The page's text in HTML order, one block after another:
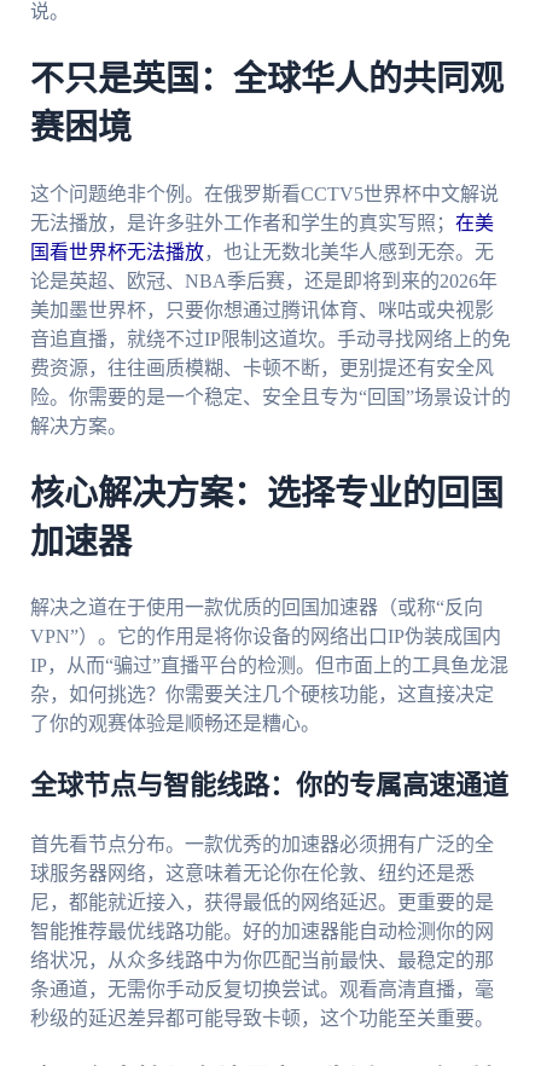
说。
不只是英国：全球华人的共同观
赛困境
这个问题绝非个例。在俄罗斯看CCTV5世界杯中文解说
无法播放，是许多驻外工作者和学生的真实写照； 在美
国看世界杯无法播放，也让无数北美华人感到无奈。无
论是英超、欧冠、NBA季后赛，还是即将到来的2026年
美加墨世界杯，只要你想通过腾讯体育、咪咕或央视影
音追直播，就绕不过IP限制这道坎。手动寻找网络上的免
费资源，往往画质模糊、卡顿不断，更别提还有安全风
险。你需要的是一个稳定、安全且专为“回国”场景设计的
解决方案。
核心解决方案：选择专业的回国
加速器
解决之道在于使用一款优质的回国加速器（或称“反向
VPN”）。它的作用是将你设备的网络出口IP伪装成国内
IP，从而“骗过”直播平台的检测。但市面上的工具鱼龙混
杂，如何挑选？你需要关注几个硬核功能，这直接决定
了你的观赛体验是顺畅还是糟心。
全球节点与智能线路：你的专属高速通道
首先看节点分布。一款优秀的加速器必须拥有广泛的全
球服务器网络，这意味着无论你在伦敦、纽约还是悉
尼，都能就近接入，获得最低的网络延迟。更重要的是
智能推荐最优线路功能。好的加速器能自动检测你的网
络状况，从众多线路中为你匹配当前最快、最稳定的那
条通道，无需你手动反复切换尝试。观看高清直播，毫
秒级的延迟差异都可能导致卡顿，这个功能至关重要。